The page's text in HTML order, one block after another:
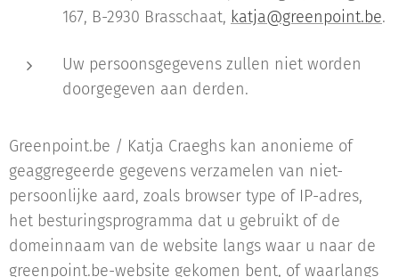
167, B-2930 Brasschaat, katja@greenpoint.be.
Uw persoonsgegevens zullen niet worden
doorgegeven aan derden.
Greenpoint.be / Katja Craeghs kan anonieme of
geaggregeerde gegevens verzamelen van niet-
persoonlijke aard, zoals browser type of IP-adres,
het besturingsprogramma dat u gebruikt of de
domeinnaam van de website langs waar u naar de
greenpoint.be-website gekomen bent, of waarlangs